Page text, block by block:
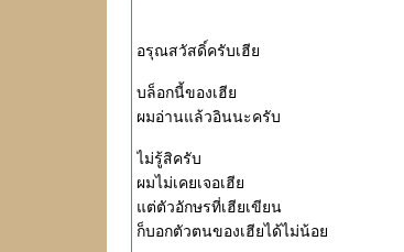
อรุณสวัสดิ์ครับเฮี
บล็อกนี้ของเฮี
ผมอ่านแล้วอินนะครับ
ไม่รู้สิครับ
ผมไม่เคยเจอเฮี
ต่ตัวอักษรที่เฮียเขียน
ก็บอกตัวตนของเฮียได้ไม่น้อ